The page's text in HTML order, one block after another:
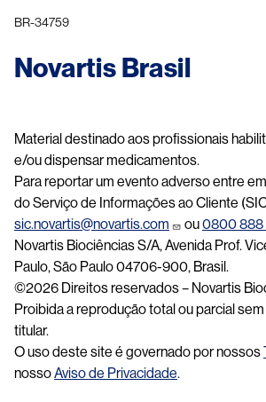
BR-34759
Novartis Brasil
Material destinado aos profissionais
e/ou dispensar medicamentos.
Para reportar um evento adverso entre
do Serviço de Informações ao Cliente
sic.novartis@novartis.com
ou0800 888
Novartis Biociências S/A, Avenida Prof.
Paulo, São Paulo 04706-900, Brasil.
©2026 Direitos reservados – Novartis
Proibida a reprodução total ou parcial
titular.
O uso deste site é governado por nossos
nossoAviso de Privacidade.